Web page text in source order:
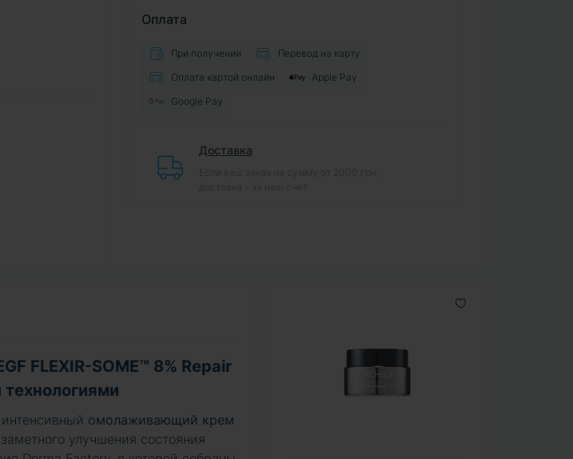
Оплата
При получении
Перевод на карту
Оплата картой онлайн
Apple Pay
Google Pay
Доставка
FLEXIR-SOME™ 8% Repair
омолаживающий крем
улучшения состояния